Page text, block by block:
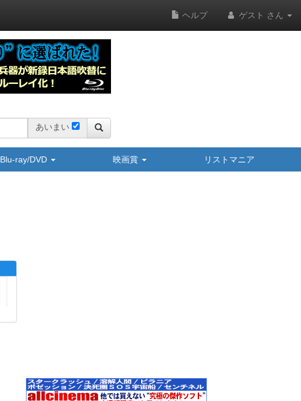
ヘルプ ゲスト さん
あいまい
Blu-ray/DVD 映画賞 リストマニア